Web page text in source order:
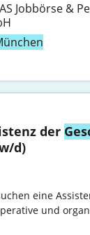
Jobbörse &
der
d)
eine
und